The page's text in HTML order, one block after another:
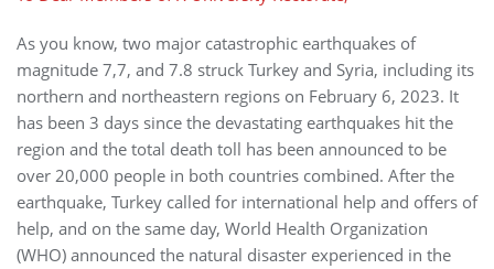
As you know, two major catastrophic earthquakes of
magnitude 7,7, and 7.8 struck Turkey and Syria, including its
northern and northeastern regions on February 6, 2023. It
has been 3 days since the devastating earthquakes hit the
region and the total death toll has been announced to be
over 20,000 people in both countries combined. After the
earthquake, Turkey called for international help and offers of
help, and on the same day, World Health Organization
(WHO) announced the natural disaster experienced in the